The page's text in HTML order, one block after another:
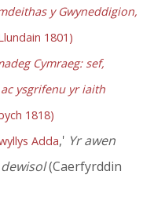
y Gwyneddigion,
1801)
Cymraeg: sef,
ysgrifenu yr iaith
1818)
Adda,' Yr awen
(Caerfyrddin